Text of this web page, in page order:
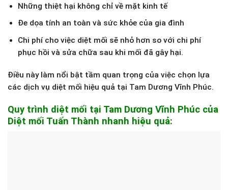
Những thiệt hại không chỉ về mặt kinh tế
Đe dọa tính an toàn và sức khỏe của gia đình
Chi phí cho việc diệt mối sẽ nhỏ hơn so với chi phí
phục hồi và sửa chữa sau khi mối đã gây hại.
Điều này làm nổi bật tầm quan trọng của việc chọn lựa
các dịch vụ diệt mối hiệu quả tại Tam Dương Vĩnh Phúc.
Quy trình diệt mối tại Tam Dương Vĩnh Phúc của
Diệt mối Tuấn Thành nhanh hiệu quả: